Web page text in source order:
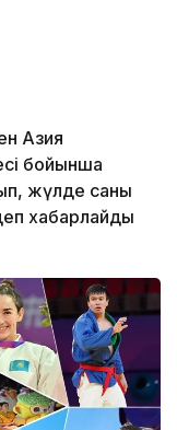
Азия
бойынша
жүлде саны
хабарлайды